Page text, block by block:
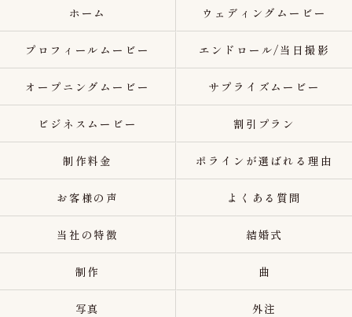
ホーム ウェディングムービー
プロフィールムービー エンドロール/当日撮影
オープニングムービー サプライズムービー
ビジネスムービー 割引プラン
制作料金 ポラインが選ばれる理由
お客様の声 よくある質問
当社の特徴 結婚式
制作 曲
写真 外注